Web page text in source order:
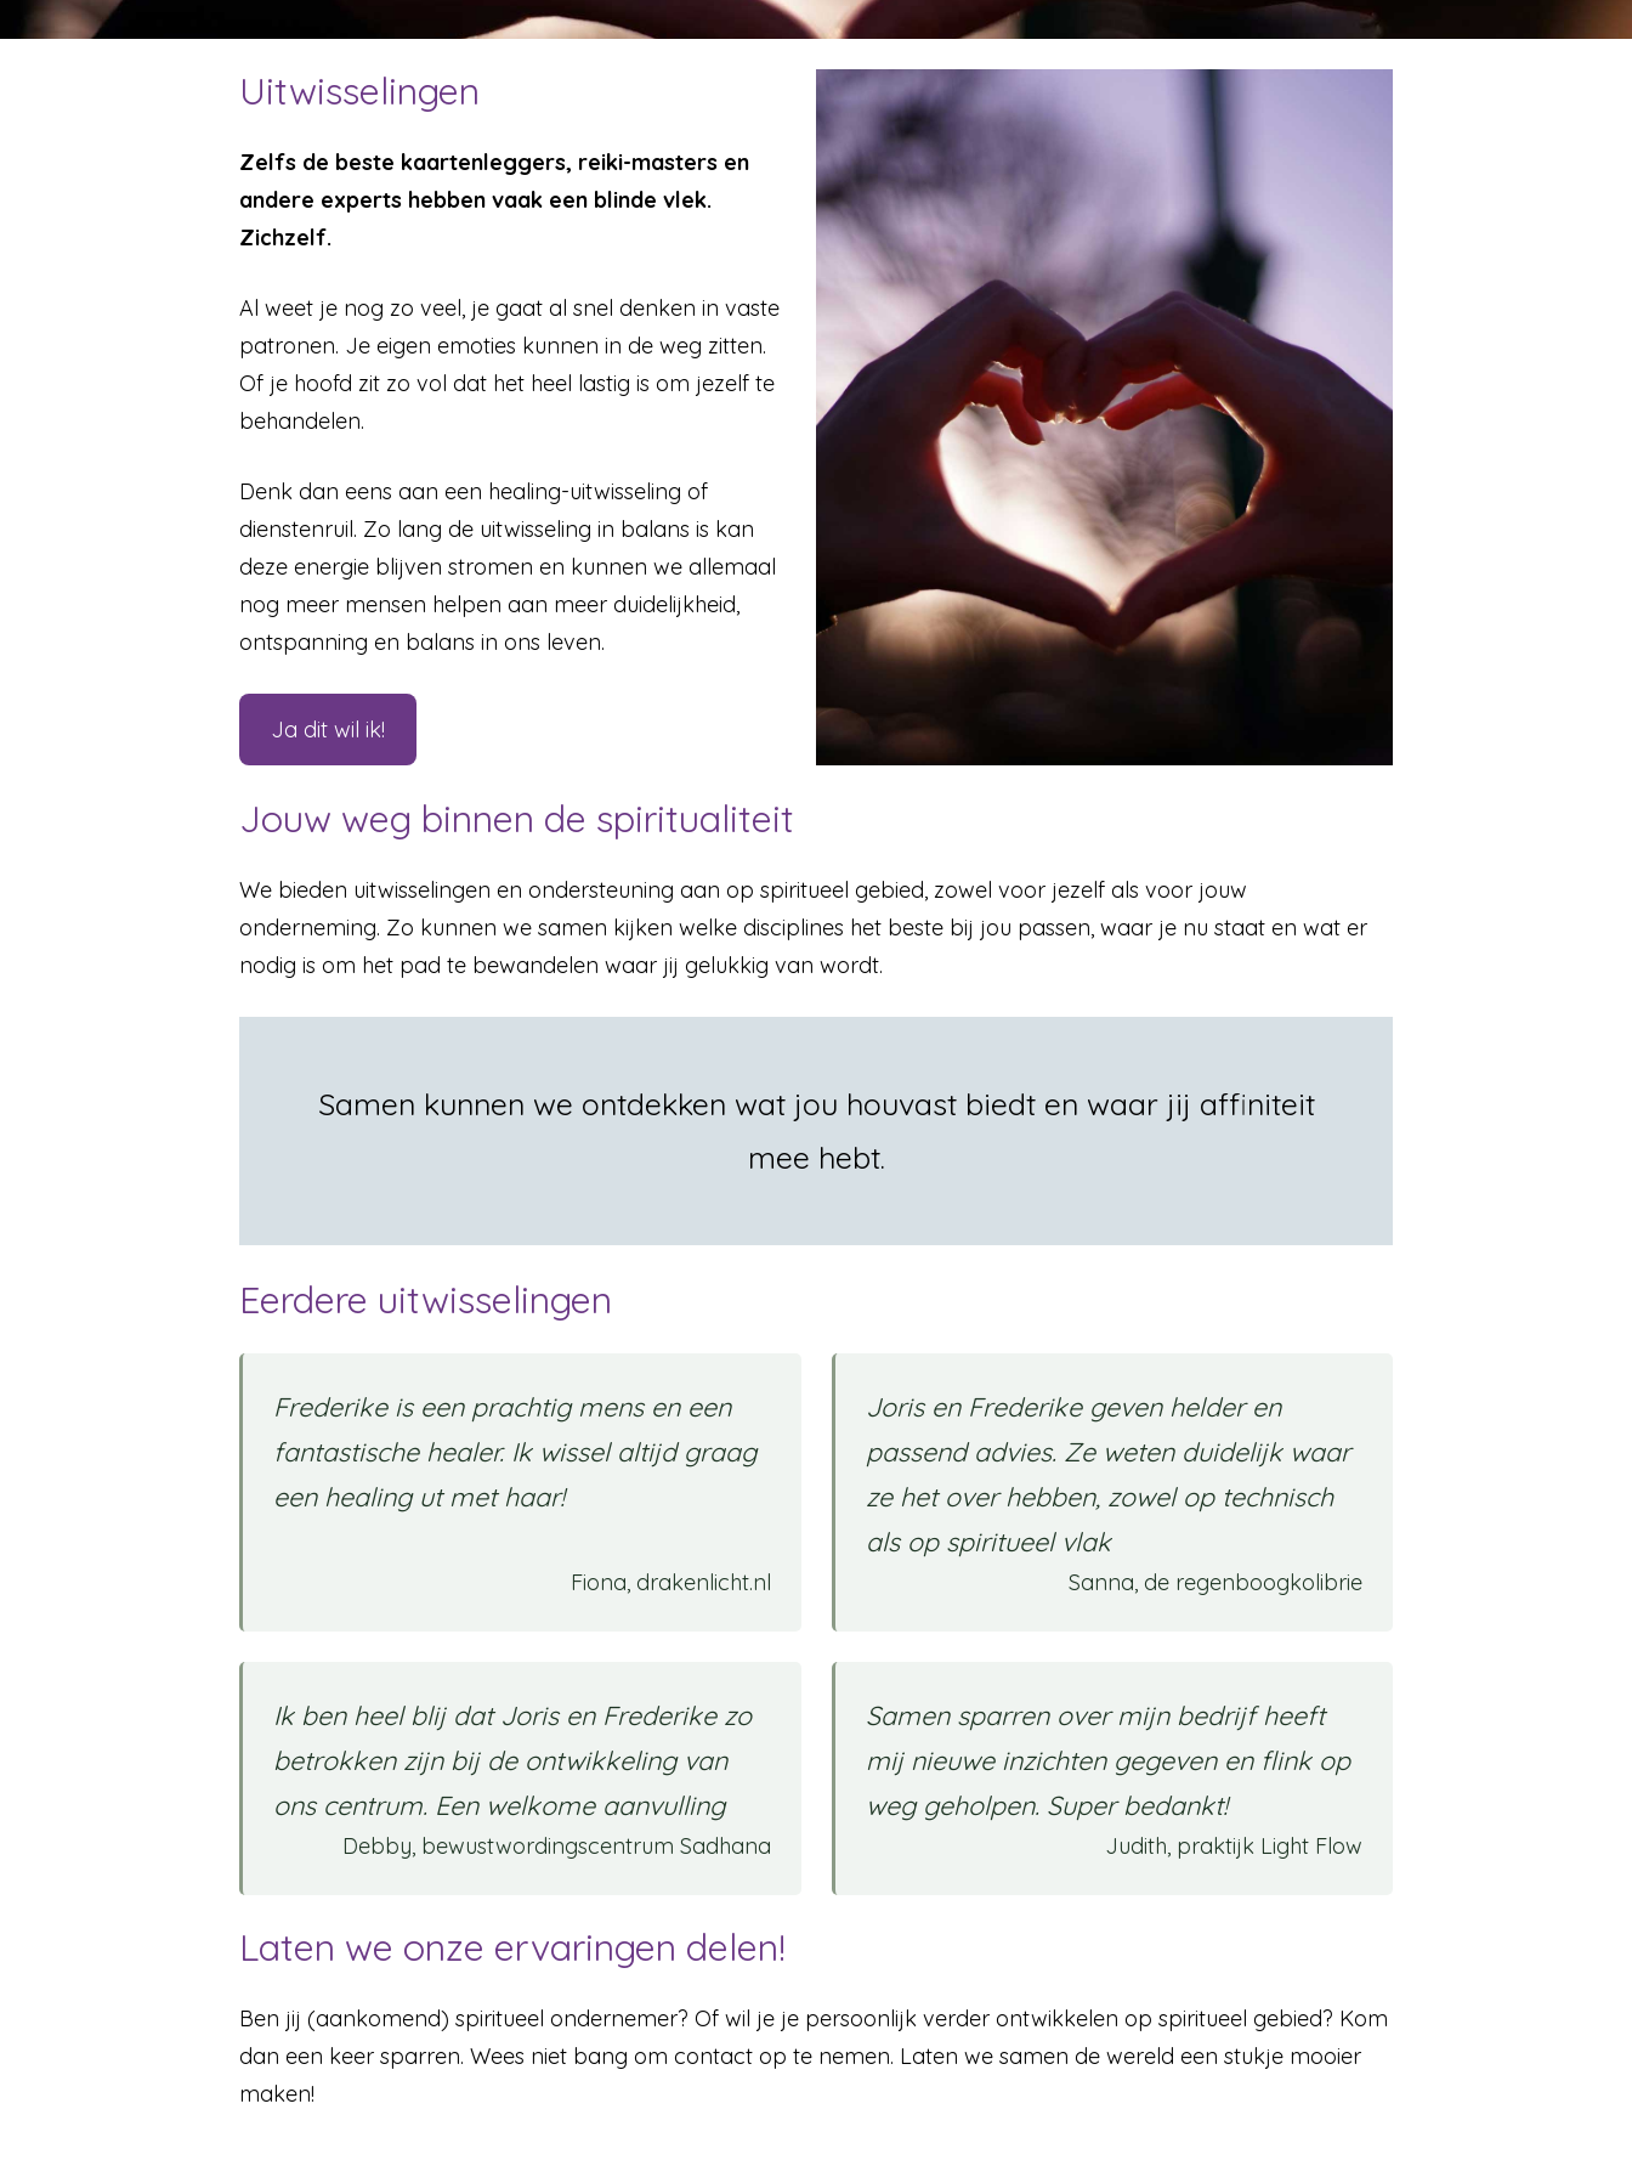
Uitwisselingen
Zelfs de beste kaartenleggers, reiki-masters en
andere experts hebben vaak een blinde vlek.
Zichzelf.
Al weet je nog zo veel, je gaat al snel denken in vaste
patronen. Je eigen emoties kunnen in de weg zitten.
Of je hoofd zit zo vol dat het heel lastig is om jezelf te
behandelen.
Denk dan eens aan een healing-uitwisseling of
dienstenruil. Zo lang de uitwisseling in balans is kan
deze energie blijven stromen en kunnen we allemaal
nog meer mensen helpen aan meer duidelijkheid,
ontspanning en balans in ons leven.
Ja dit wil ik!
Jouw weg binnen de spiritualiteit
We bieden uitwisselingen en ondersteuning aan op spiritueel gebied, zowel voor jezelf als voor jouw
onderneming. Zo kunnen we samen kijken welke disciplines het beste bij jou passen, waar je nu staat en wat er
nodig is om het pad te bewandelen waar jij gelukkig van wordt.
Samen kunnen we ontdekken wat jou houvast biedt en waar jij affiniteit
mee hebt.
Eerdere uitwisselingen
Frederike is een prachtig mens en een
fantastische healer. Ik wissel altijd graag
een healing ut met haar!
Fiona, drakenlicht.nl
Joris en Frederike geven helder en
passend advies. Ze weten duidelijk waar
ze het over hebben, zowel op technisch
als op spiritueel vlak
Sanna, de regenboogkolibrie
Ik ben heel blij dat Joris en Frederike zo
betrokken zijn bij de ontwikkeling van
ons centrum. Een welkome aanvulling
Debby, bewustwordingscentrum Sadhana
Samen sparren over mijn bedrijf heeft
mij nieuwe inzichten gegeven en flink op
weg geholpen. Super bedankt!
Judith, praktijk Light Flow
Laten we onze ervaringen delen!
Ben jij (aankomend) spiritueel ondernemer? Of wil je je persoonlijk verder ontwikkelen op spiritueel gebied? Kom
dan een keer sparren. Wees niet bang om contact op te nemen. Laten we samen de wereld een stukje mooier
maken!